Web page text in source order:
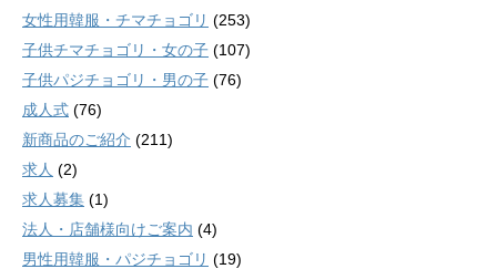
女性用韓服・チマチョゴリ (253)
子供チマチョゴリ・女の子 (107)
子供パジチョゴリ・男の子 (76)
成人式 (76)
新商品のご紹介 (211)
求人 (2)
求人募集 (1)
法人・店舗様向けご案内 (4)
男性用韓服・パジチョゴリ (19)